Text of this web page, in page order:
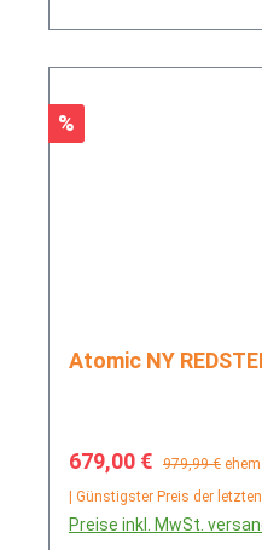
Rabatt
%
Atomic NY
Verkaufspreis:
679,00 € Regulärer Preis:
979,99 €
| Günstigster Preis der
Preise inkl. MwSt.